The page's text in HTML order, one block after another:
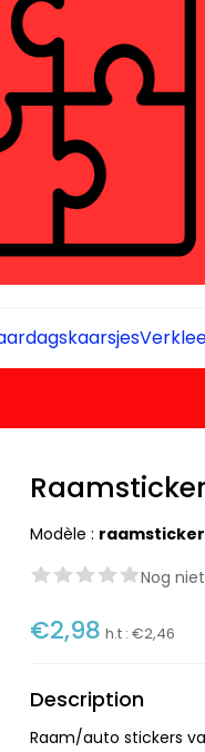
Modèle :
Nog
€2,98 h.t :€2,46
Description
Raam/auto stickers